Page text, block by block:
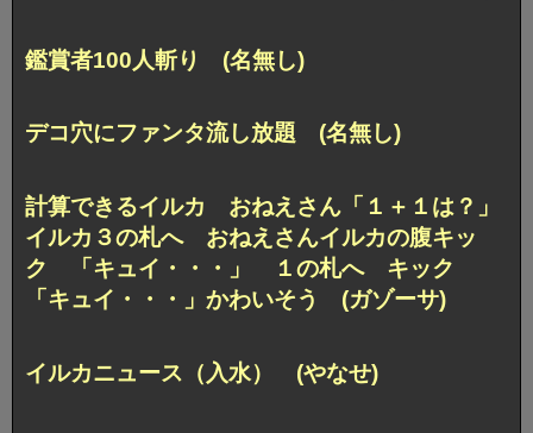
鑑賞者100人斬り (名無し)
デコ穴にファンタ流し放題 (名無し)
計算できるイルカ おねえさん「１＋１は？」
イルカ３の札へ おねえさんイルカの腹キッ
ク 「キュイ・・・」 １の札へ キック
「キュイ・・・」かわいそう (ガゾーサ)
イルカニュース（入水） (やなせ)